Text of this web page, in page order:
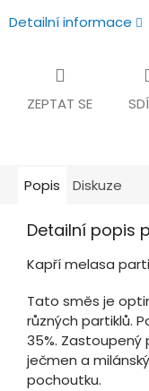
Detailní informace
ZEPTAT SE
Popis Diskuze
Detailní popis
Kapří melasa
Tato směs je
různých partiklů.
35%. Zastoupený
ječmen a
pochoutku.